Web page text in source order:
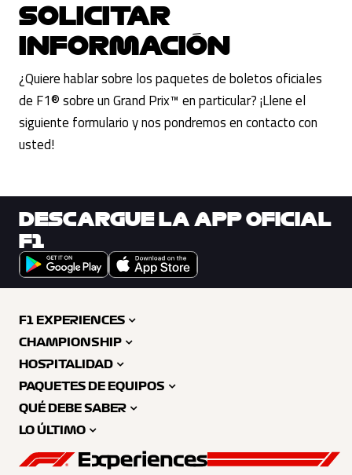
SOLICITAR
INFORMACIÓN
¿Quiere hablar sobre los paquetes de boletos oficiales
de F1® sobre un Grand Prix™ en particular? ¡Llene el
siguiente formulario y nos pondremos en contacto con
usted!
DESCARGUE LA APP OFICIAL
F1
F1 EXPERIENCES
CHAMPIONSHIP
HOSPITALIDAD
PAQUETES DE EQUIPOS
QUÉ DEBE SABER
LO ÚLTIMO